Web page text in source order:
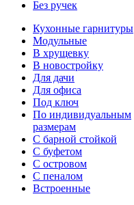
Без ручек
Кухонные гарнитуры
Модульные
В хрущевку
В новостройку
Для дачи
Для офиса
Под ключ
По индивидуальным
размерам
С барной стойкой
С буфетом
С островом
С пеналом
Встроенные